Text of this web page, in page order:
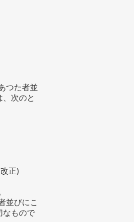
つた者並
次のと
正)
並びにこ
なもので